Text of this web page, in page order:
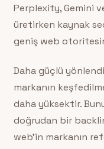
Perplexity, Gemini
üretirken kaynak
geniş web
Daha güçlü
markanın
daha yüksektir.
doğrudan bir
web’in markanın